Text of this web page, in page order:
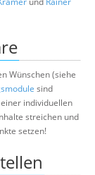
Wünschen (siehe
sind
individuellen
streichen und
setzen!